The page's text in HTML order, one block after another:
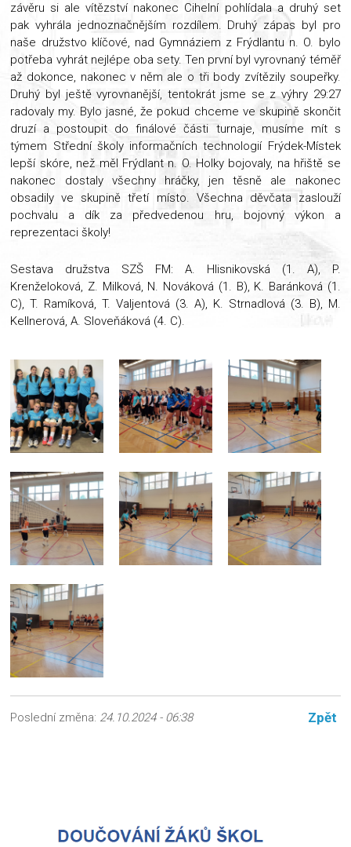
závěru si ale vítězství nakonec Cihelní pohlídala a druhý set
pak vyhrála jednoznačnějším rozdílem. Druhý zápas byl pro
naše družstvo klíčové, nad Gymnáziem z Frýdlantu n. O. bylo
potřeba vyhrát nejlépe oba sety. Ten první byl vyrovnaný téměř
až dokonce, nakonec v něm ale o tři body zvítězily soupeřky.
Druhý byl ještě vyrovnanější, tentokrát jsme se z výhry 29:27
radovaly my. Bylo jasné, že pokud chceme ve skupině skončit
druzí a postoupit do finálové části turnaje, musíme mít s
týmem Střední školy informačních technologií Frýdek-Místek
lepší skóre, než měl Frýdlant n. O. Holky bojovaly, na hřiště se
nakonec dostaly všechny hráčky, jen těsně ale nakonec
obsadily ve skupině třetí místo. Všechna děvčata zaslouží
pochvalu a dík za předvedenou hru, bojovný výkon a
reprezentaci školy!
Sestava družstva SZŠ FM: A. Hlisnikovská (1. A), P.
Krenželoková, Z. Milková, N. Nováková (1. B), K. Baránková (1.
C), T. Ramíková, T. Valjentová (3. A), K. Strnadlová (3. B), M.
Kellnerová, A. Sloveňáková (4. C).
Poslední změna: 24.10.2024 - 06:38 Zpět